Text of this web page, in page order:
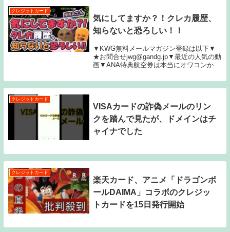
クレジットカード
気にしてますか？！クレカ履歴、
知らないと恐ろしい！！
▼KWG無料メールマガジン登録は以下▼
★お問合せjwg@gandg.jp▼最近の人気の動
画▼ANA特典航空券は本当にオワコンか？
ルで二か所行く方法を紹介します。今回は
500人突破記念の皆様へのプレゼン...
クレジットカード
VISAカードの詐偽メールのリン
クを踏んで見たが、ドメインはチ
ャイナでした
クレジットカード
楽天カード、アニメ「ドラゴンボ
ールDAIMA」コラボのクレジッ
トカードを15日発行開始